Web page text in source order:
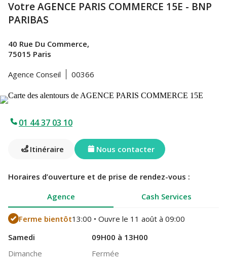
Votre AGENCE PARIS COMMERCE 15E - BNP
PARIBAS
40 Rue Du Commerce,
75015 Paris
Agence Conseil
00366
01 44 37 03 10
Itinéraire Nous contacter
Horaires d’ouverture et de prise de rendez-vous :
Agence
Cash Services
Ferme bientôt13:00 • Ouvre le 11 août à 09:00
Samedi
09H00 à 13H00
Dimanche
Fermée